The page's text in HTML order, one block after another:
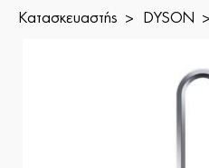
Κατασκευαστής DYSON